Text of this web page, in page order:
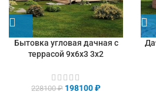
Бытовка угловая дачная с
террасой 9х6х3 3х2
228100₽ 198100₽